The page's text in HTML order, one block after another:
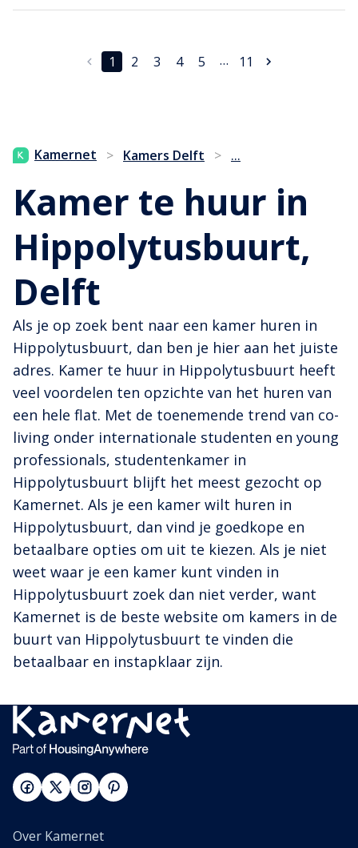
1 2 3 4 5 … 11
Kamernet > Kamers Delft > ...
Kamer te huur in
Hippolytusbuurt,
Delft
Als je op zoek bent naar een kamer huren in
Hippolytusbuurt, dan ben je hier aan het juiste
adres. Kamer te huur in Hippolytusbuurt heeft
veel voordelen ten opzichte van het huren van
een hele flat. Met de toenemende trend van co-
living onder internationale studenten en young
professionals, studentenkamer in
Hippolytusbuurt blijft het meest gezocht op
Kamernet. Als je een kamer wilt huren in
Hippolytusbuurt, dan vind je goedkope en
betaalbare opties om uit te kiezen. Als je niet
weet waar je een kamer kunt vinden in
Hippolytusbuurt zoek dan niet verder, want
Kamernet is de beste website om kamers in de
buurt van Hippolytusbuurt te vinden die
betaalbaar en instapklaar zijn.
Over Kamernet